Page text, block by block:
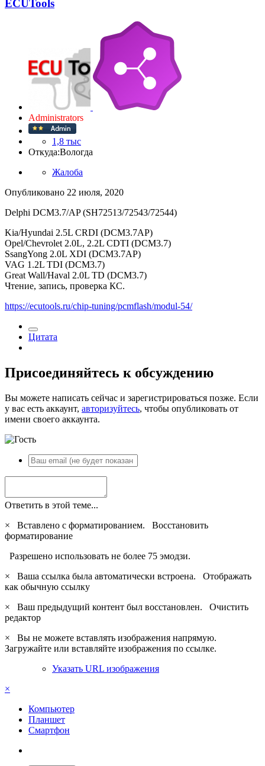
ECUTools
Administrators
1,8 тыс
Откуда:Вологда
Жалоба
Опубликовано 22 июля, 2020
Delphi DCM3.7/AP (SH72513/72543/72544)
Kia/Hyundai 2.5L CRDI (DCM3.7AP)
Opel/Chevrolet 2.0L, 2.2L CDTI (DCM3.7)
SsangYong 2.0L XDI (DCM3.7AP)
VAG 1.2L TDI (DCM3.7)
Great Wall/Haval 2.0L TD (DCM3.7)
Чтение, запись, проверка КС.
https://ecutools.ru/chip-tuning/pcmflash/modul-54/
Цитата
Присоединяйтесь к обсуждению
Вы можете написать сейчас и зарегистрироваться позже. Если
у вас есть аккаунт, авторизуйтесь, чтобы опубликовать от
имени своего аккаунта.
Ответить в этой теме...
×
Вставлено с форматированием. Восстановить
форматирование
Разрешено использовать не более 75 эмодзи.
×
Ваша ссылка была автоматически встроена. Отображать
как обычную ссылку
×
Ваш предыдущий контент был восстановлен. Очистить
редактор
×
Вы не можете вставлять изображения напрямую.
Загружайте или вставляйте изображения по ссылке.
Указать URL изображения
×
Компьютер
Планшет
Смартфон